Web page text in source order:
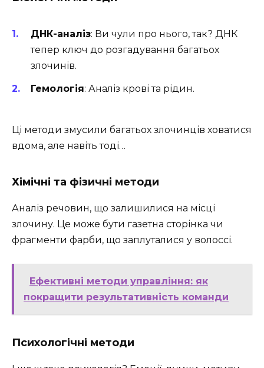
ДНК-аналіз: Ви чули про нього, так? ДНК
тепер ключ до розгадування багатьох
злочинів.
Гемологія: Аналіз крові та рідин.
Ці методи змусили багатьох злочинців ховатися
вдома, але навіть тоді…
Хімічні та фізичні методи
Аналіз речовин, що залишилися на місці
злочину. Це може бути газетна сторінка чи
фрагменти фарби, що заплуталися у волоссі.
Ефективні методи управління: як
покращити результативність команди
Психологічні методи